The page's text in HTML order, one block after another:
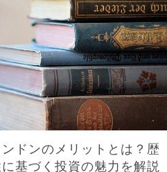
ドンのメリットとは？歴
基づく投資の魅力を解説